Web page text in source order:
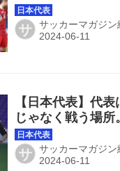
次予選を全勝＆無
くくる！◎W杯予
サ サッカーマガジン
【日本代表】代
じゃなく戦う場所
かった危機感を抱
「次はないという
っている」
サ サッカーマガジン